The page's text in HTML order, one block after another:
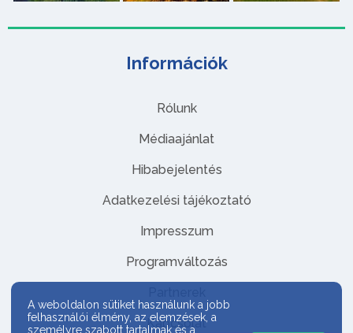
Információk
Rólunk
Médiaajánlat
Hibabejelentés
Adatkezelési tájékoztató
Impresszum
Programváltozás
Kapcsolat
A weboldalon sütiket használunk a jobb
felhasználói élmény, az elemzések, a
személyre szabott tartalmak és a